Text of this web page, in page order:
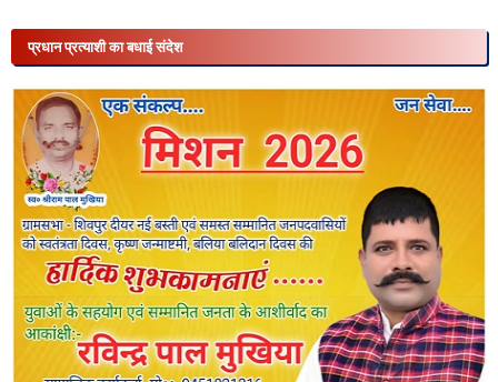
प्रधान प्रत्याशी का बधाई संदेश